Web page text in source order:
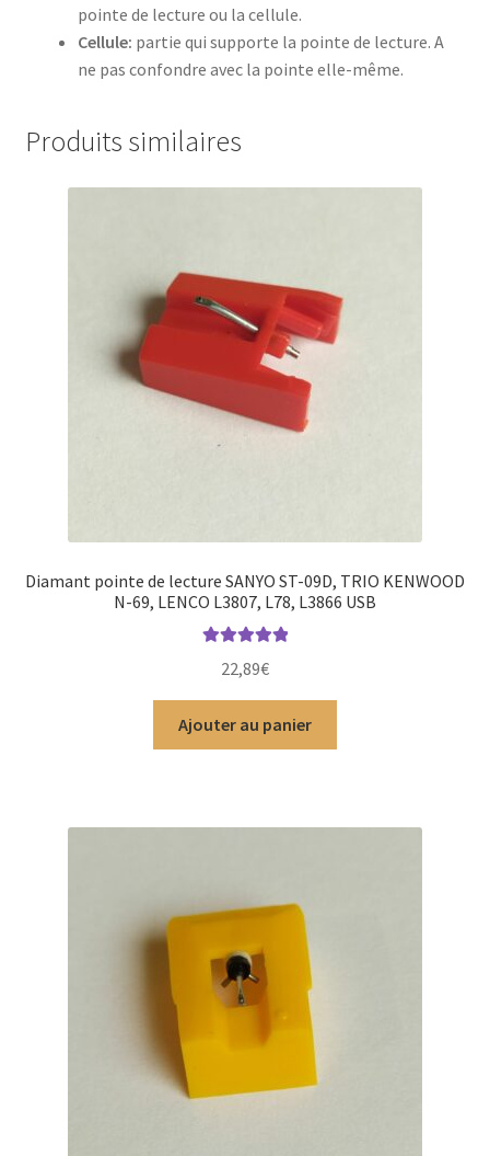
pointe de lecture ou la cellule.
Cellule: partie qui supporte la pointe de lecture. A
ne pas confondre avec la pointe elle-même.
Produits similaires
Diamant pointe de lecture SANYO ST-09D, TRIO KENWOOD
N-69, LENCO L3807, L78, L3866 USB
5
22,89€
Ajouter au panier